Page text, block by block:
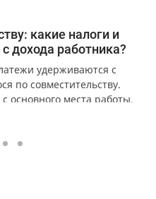
какие налоги и
дохода работника?
удерживаются с
по совместительству.
основного места работы.